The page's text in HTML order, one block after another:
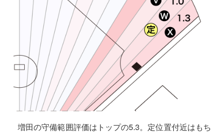
増田の守備範囲評価はトップの5.3。定位置付近はもち